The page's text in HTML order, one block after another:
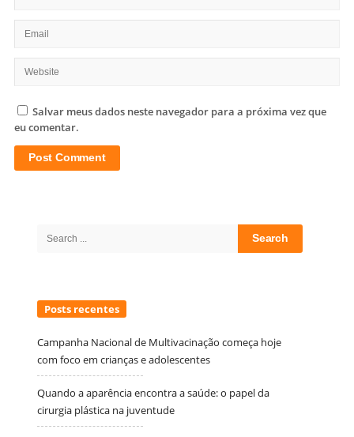
Salvar meus dados neste navegador para a próxima vez que
eu comentar.
Search
Posts recentes
Campanha Nacional de Multivacinação começa hoje
com foco em crianças e adolescentes
Quando a aparência encontra a saúde: o papel da
cirurgia plástica na juventude